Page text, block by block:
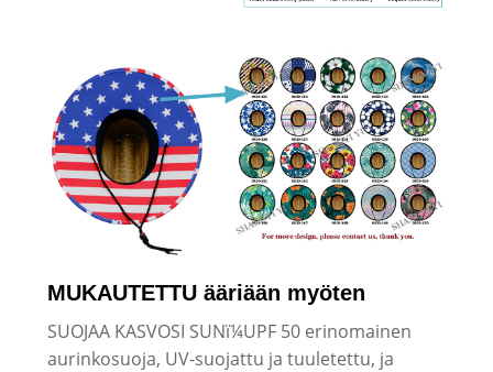
MUKAUTETTU ääriään myöten
SUOJAA KASVOSI SUNï¼UPF 50 erinomainen
aurinkosuoja, UV-suojattu ja tuuletettu, ja